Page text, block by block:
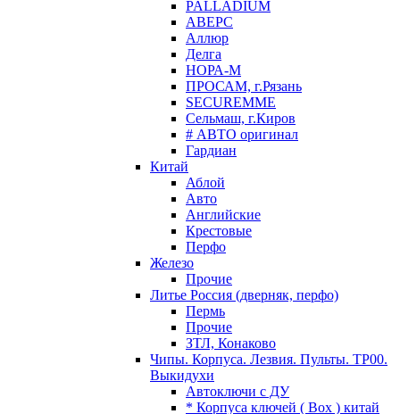
PALLADIUM
АВЕРС
Аллюр
Делга
НОРА-М
ПРОСАМ, г.Рязань
SECUREMME
Сельмаш, г.Киров
# АВТО оригинал
Гардиан
Китай
Аблой
Авто
Английские
Крестовые
Перфо
Железо
Прочие
Литье Россия (дверняк, перфо)
Пермь
Прочие
ЗТЛ, Конаково
Чипы. Корпуса. Лезвия. Пульты. TP00.
Выкидухи
Автоключи с ДУ
* Корпуса ключей ( Box ) китай